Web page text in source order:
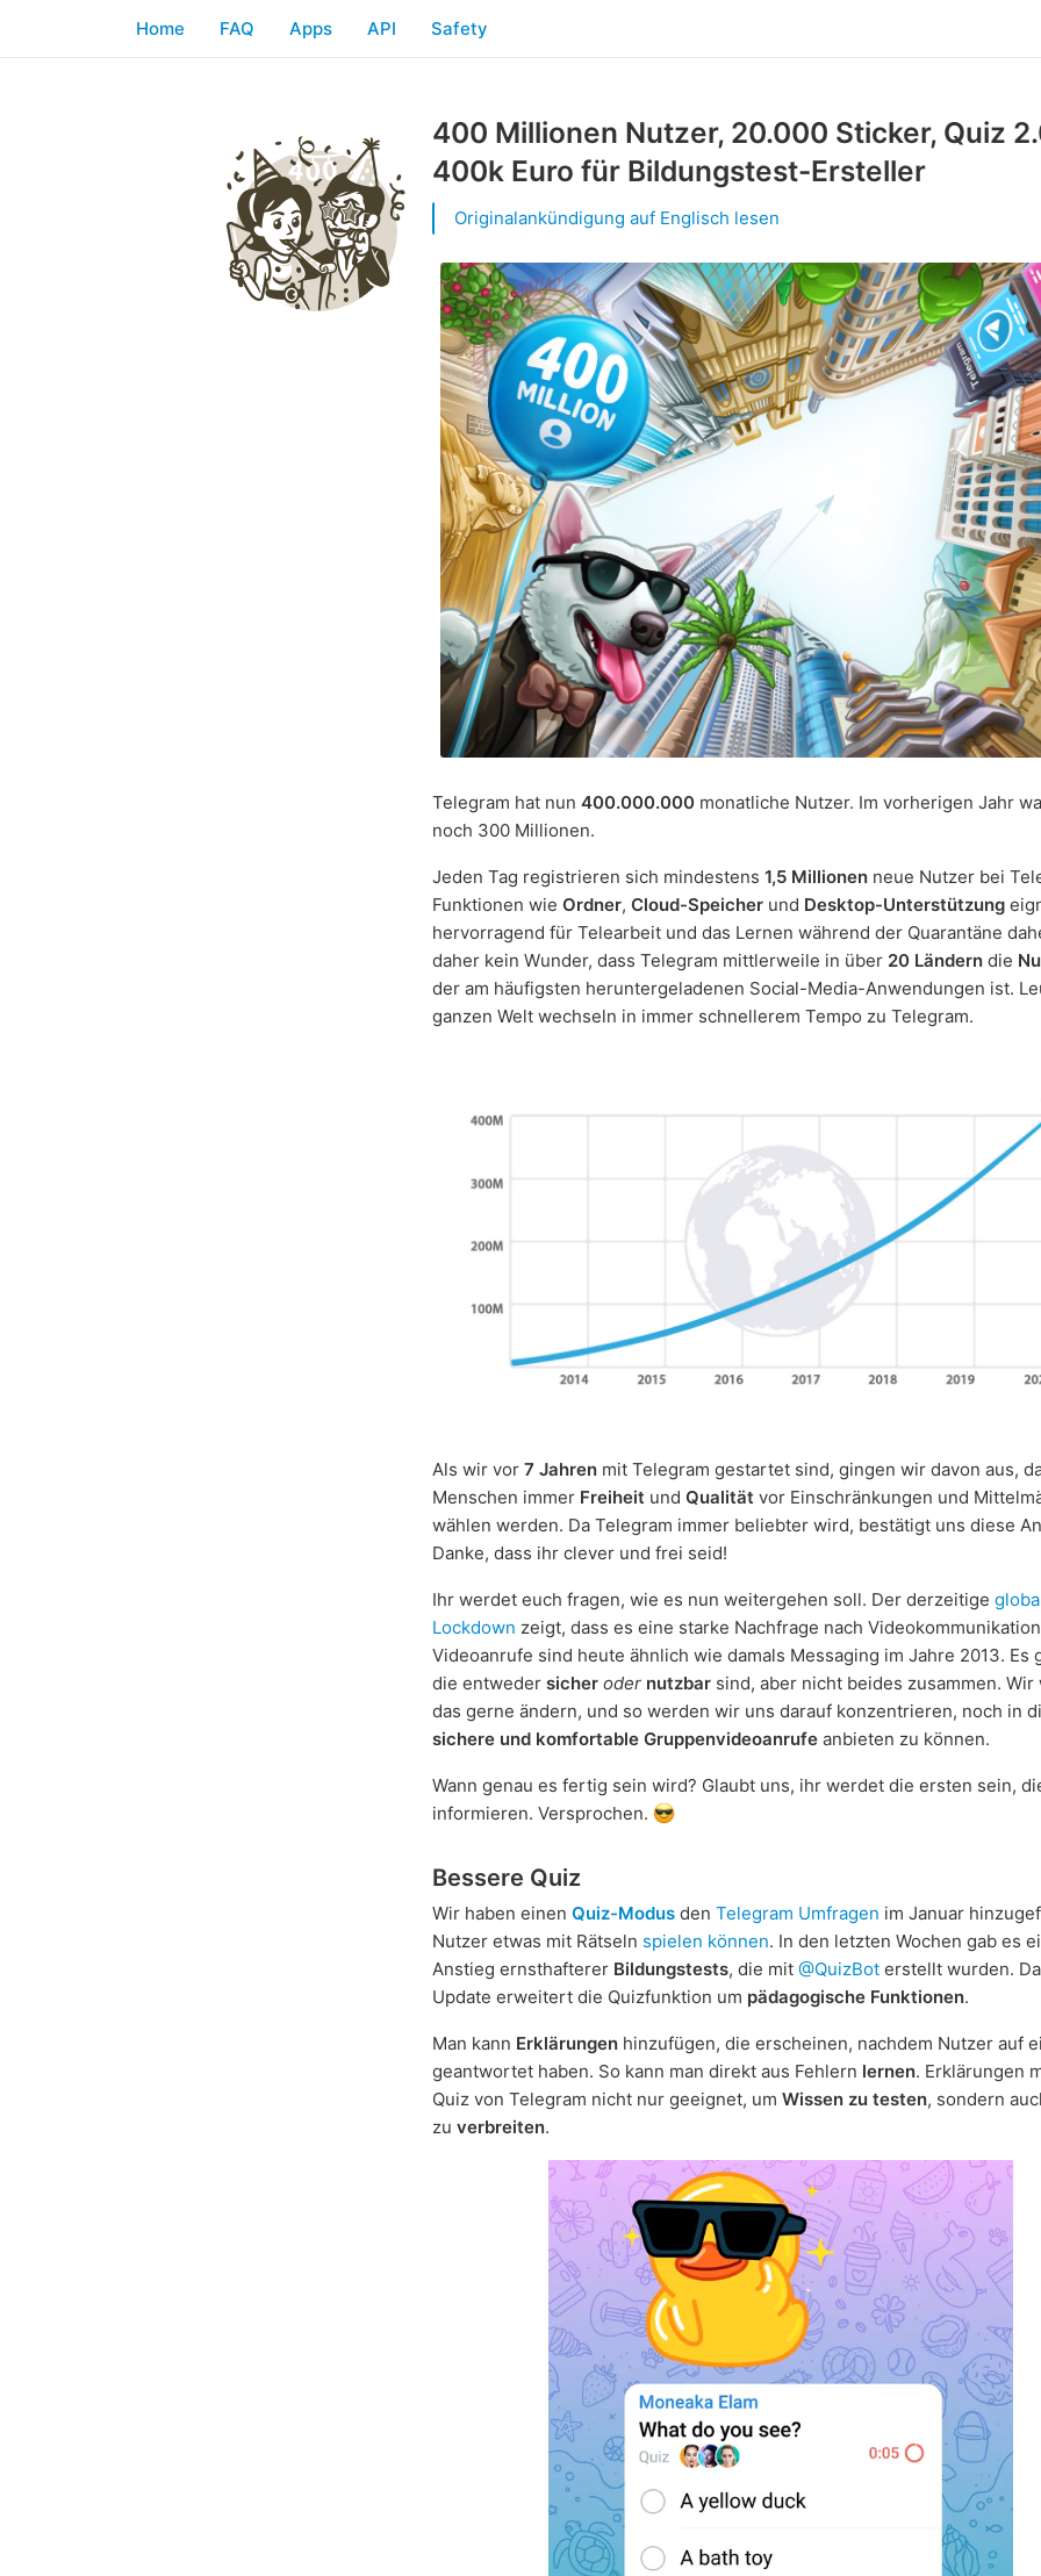
Home FAQ Apps API Safety
400 Millionen Nutzer, 20.000 Sticker, Quiz
400k Euro für Bildungstest-Ersteller
Originalankündigung auf Englisch lesen
Telegram hat nun 400.000.000 monatliche Nutzer. Im vorherigen Jahr
noch 300 Millionen.
Jeden Tag registrieren sich mindestens 1,5 Millionen neue Nutzer bei
Funktionen wie Ordner, Cloud-Speicher und Desktop-Unterstützung
hervorragend für Telearbeit und das Lernen während der Quarantäne
daher kein Wunder, dass Telegram mittlerweile in über 20 Ländern die
der am häufigsten heruntergeladenen Social-Media-Anwendungen ist.
ganzen Welt wechseln in immer schnellerem Tempo zu Telegram.
Als wir vor 7 Jahren mit Telegram gestartet sind, gingen wir davon aus,
Menschen immer Freiheit und Qualität vor Einschränkungen und
wählen werden. Da Telegram immer beliebter wird, bestätigt uns diese
Danke, dass ihr clever und frei seid!
Ihr werdet euch fragen, wie es nun weitergehen soll. Der derzeitige
Lockdown zeigt, dass es eine starke Nachfrage nach
Videoanrufe sind heute ähnlich wie damals Messaging im Jahre 2013. Es
die entweder sicher oder nutzbar sind, aber nicht beides zusammen. Wir
das gerne ändern, und so werden wir uns darauf konzentrieren, noch in
sichere und komfortable Gruppenvideoanrufe anbieten zu können.
Wann genau es fertig sein wird? Glaubt uns, ihr werdet die ersten sein,
informieren. Versprochen.
Bessere Quiz
Wir haben einen Quiz-Modus den Telegram Umfragen im Januar
Nutzer etwas mit Rätseln spielen können. In den letzten Wochen gab es
Anstieg ernsthafterer Bildungstests, die mit @QuizBot erstellt wurden.
Update erweitert die Quizfunktion um pädagogische Funktionen.
Man kann Erklärungen hinzufügen, die erscheinen, nachdem Nutzer auf
geantwortet haben. So kann man direkt aus Fehlern lernen. Erklärungen
Quiz von Telegram nicht nur geeignet, um Wissen zu testen, sondern
zu verbreiten.